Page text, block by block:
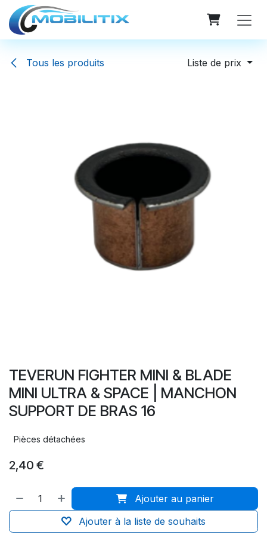
Se rendre au contenu
Tous les produits Liste de prix
TEVERUN FIGHTER MINI & BLADE
MINI ULTRA & SPACE | MANCHON
SUPPORT DE BRAS 16
Pièces détachées
2,40 €
Ajouter au panier
Ajouter à la liste de souhaits